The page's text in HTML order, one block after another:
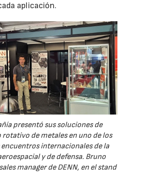
aplicación.
presentó sus soluciones de
de metales en uno de los
internacionales de la
y de defensa. Bruno
manager de DENN, en el stand